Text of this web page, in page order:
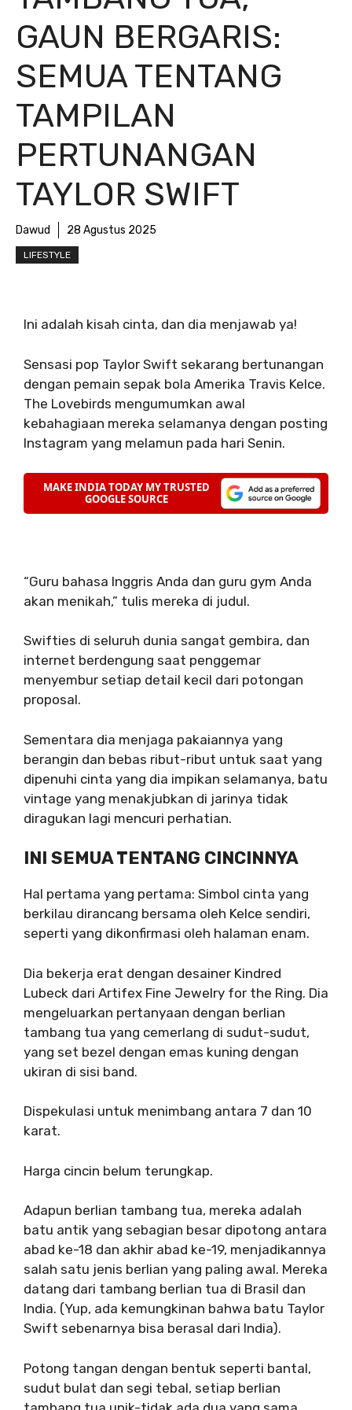
GAUN BERGARIS:
SEMUA TENTANG
TAMPILAN
PERTUNANGAN
TAYLOR SWIFT
Dawud 28 Agustus 2025
LIFESTYLE
Ini adalah kisah cinta, dan dia menjawab ya!
Sensasi pop Taylor Swift sekarang bertunangan
dengan pemain sepak bola Amerika Travis Kelce.
The Lovebirds mengumumkan awal
kebahagiaan mereka selamanya dengan posting
Instagram yang melamun pada hari Senin.
“Guru bahasa Inggris Anda dan guru gym Anda
akan menikah,” tulis mereka di judul.
Swifties di seluruh dunia sangat gembira, dan
internet berdengung saat penggemar
menyembur setiap detail kecil dari potongan
proposal.
Sementara dia menjaga pakaiannya yang
berangin dan bebas ribut-ribut untuk saat yang
dipenuhi cinta yang dia impikan selamanya, batu
vintage yang menakjubkan di jarinya tidak
diragukan lagi mencuri perhatian.
INI SEMUA TENTANG CINCINNYA
Hal pertama yang pertama: Simbol cinta yang
berkilau dirancang bersama oleh Kelce sendiri,
seperti yang dikonfirmasi oleh halaman enam.
Dia bekerja erat dengan desainer Kindred
Lubeck dari Artifex Fine Jewelry for the Ring. Dia
mengeluarkan pertanyaan dengan berlian
tambang tua yang cemerlang di sudut-sudut,
yang set bezel dengan emas kuning dengan
ukiran di sisi band.
Dispekulasi untuk menimbang antara 7 dan 10
karat.
Harga cincin belum terungkap.
Adapun berlian tambang tua, mereka adalah
batu antik yang sebagian besar dipotong antara
abad ke-18 dan akhir abad ke-19, menjadikannya
salah satu jenis berlian yang paling awal. Mereka
datang dari tambang berlian tua di Brasil dan
India. (Yup, ada kemungkinan bahwa batu Taylor
Swift sebenarnya bisa berasal dari India).
Potong tangan dengan bentuk seperti bantal,
sudut bulat dan segi tebal, setiap berlian